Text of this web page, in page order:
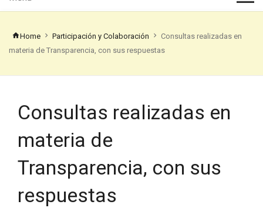
Home Participación y Colaboración
Consultas realizadas en
materia de Transparencia, con sus respuestas
Consultas realizadas en
materia de
Transparencia, con sus
respuestas